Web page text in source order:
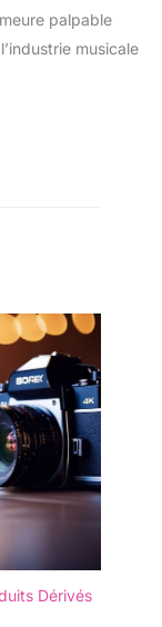
palpable
musicale
Dérivés